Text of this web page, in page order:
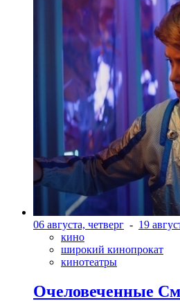
06 августа, четверг - 19
кино
широкий кинопрокат
кинотеатры
Очеловеченные